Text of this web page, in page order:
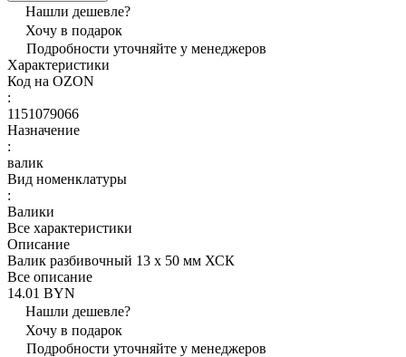
Нашли дешевле?
Хочу в подарок
Подробности уточняйте у менеджеров
Характеристики
Код на OZON
:
1151079066
Назначение
:
валик
Вид номенклатуры
:
Валики
Все характеристики
Описание
Валик разбивочный 13 х 50 мм ХСК
Все описание
14.01 BYN
Нашли дешевле?
Хочу в подарок
Подробности уточняйте у менеджеров